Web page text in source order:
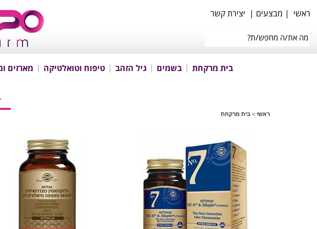
ראשי | מבצעים | יצירת קשר
בית מרקחת בשמים גיל הזהב טיפוח וטואלטיקה מארזים
ראשי > בית מרקחת